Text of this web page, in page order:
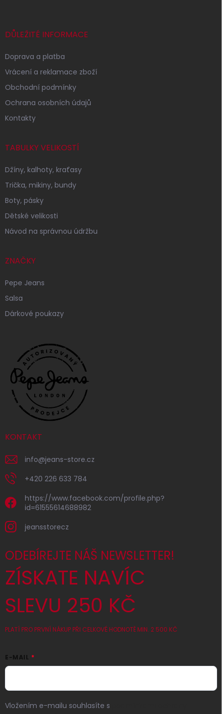
DŮLEŽITÉ INFORMACE
Doprava a platba
Vrácení a reklamace zboží
Obchodní podmínky
Ochrana osobních údajů
Kontakty
TABULKY VELIKOSTÍ
Džíny, kalhoty, kraťasy
Trička, mikiny, bundy
Boty, pásky
Dětské velikosti
Návod na správnou údržbu
ZNAČKY
Pepe Jeans
Salsa
Dárkové poukazy
KONTAKT
info@jeans-store.cz
+420 226 633 784
https://www.facebook.com/profile.php?
id=61555614688982
jeansstorecz
ODEBÍREJTE NÁŠ NEWSLETTER!
ZÍSKATE NAVÍC
SLEVU 250 KČ
PLATÍ PRO PRVNÍ NÁKUP PŘI CELKOVÉ HODNOTĚ MIN. 2 500 KČ
E-MAIL
Vložením e-mailu souhlasíte s